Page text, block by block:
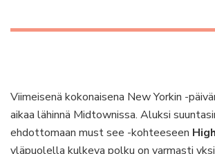
Viimeisenä kokonaisena New Yorkin -
aikaa lähinnä Midtownissa. Aluksi
ehdottomaan must see -kohteeseen
yläpuolella kulkeva polku on varmasti